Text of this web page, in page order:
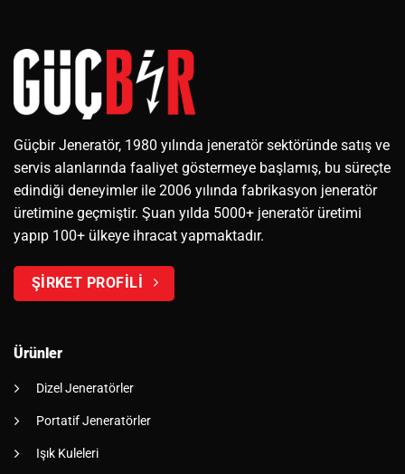
Güçbir Jeneratör, 1980 yılında jeneratör sektöründe satış ve
servis alanlarında faaliyet göstermeye başlamış, bu süreçte
edindiği deneyimler ile 2006 yılında fabrikasyon jeneratör
üretimine geçmiştir. Şuan yılda 5000+ jeneratör üretimi
yapıp 100+ ülkeye ihracat yapmaktadır.
ŞİRKET PROFİLİ
Ürünler
Dizel Jeneratörler
Portatif Jeneratörler
Işık Kuleleri